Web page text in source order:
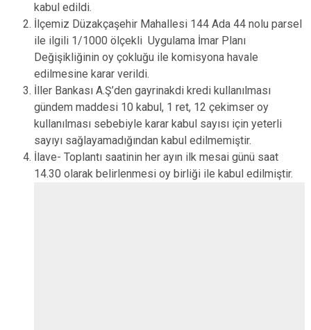
kabul edildi.
İlçemiz Düzakçaşehir Mahallesi 144 Ada 44 nolu parsel
ile ilgili 1/1000 ölçekli Uygulama İmar Planı
Değişikliğinin oy çokluğu ile komisyona havale
edilmesine karar verildi.
İller Bankası A.Ş’den gayrinakdi kredi kullanılması
gündem maddesi 10 kabul, 1 ret, 12 çekimser oy
kullanılması sebebiyle karar kabul sayısı için yeterli
sayıyı sağlayamadığından kabul edilmemiştir.
İlave- Toplantı saatinin her ayın ilk mesai günü saat
14.30 olarak belirlenmesi oy birliği ile kabul edilmiştir.